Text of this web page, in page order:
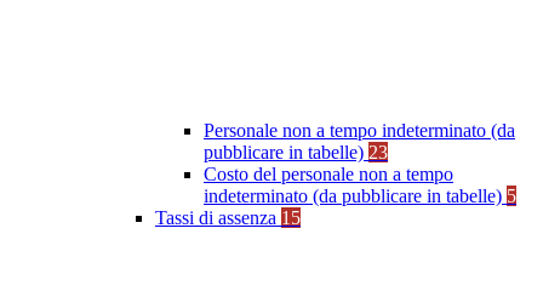
Personale non a tempo indeterminato (da
pubblicare in tabelle) 23
Costo del personale non a tempo
indeterminato (da pubblicare in tabelle) 5
Tassi di assenza 15